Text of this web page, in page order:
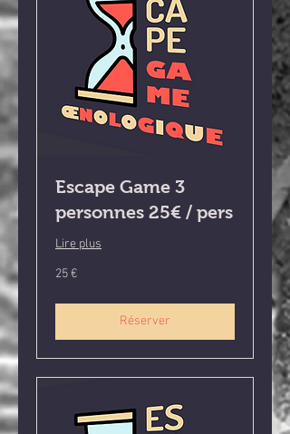
Escape Game 3
personnes 25€ / pers
Lire plus
25
euros
25 €
Réserver